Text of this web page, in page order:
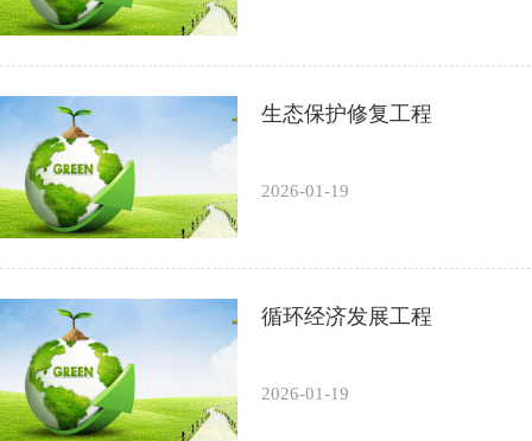
生态保护修复工程
2026-01-19
循环经济发展工程
2026-01-19